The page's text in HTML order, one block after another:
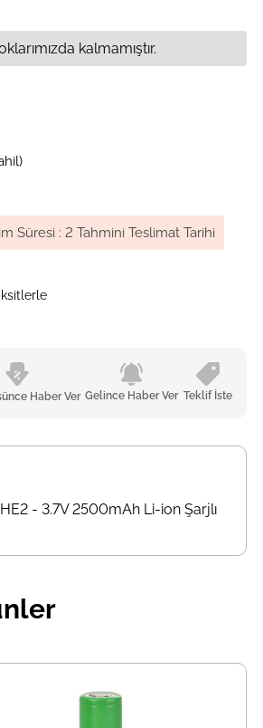
Süresi : 2 Tahmini Teslimat Tarihi
Haber Ver Gelince Haber Ver Teklif İste
kalmamıştır.
- 3.7V 2500mAh Li-ion Şarjlı